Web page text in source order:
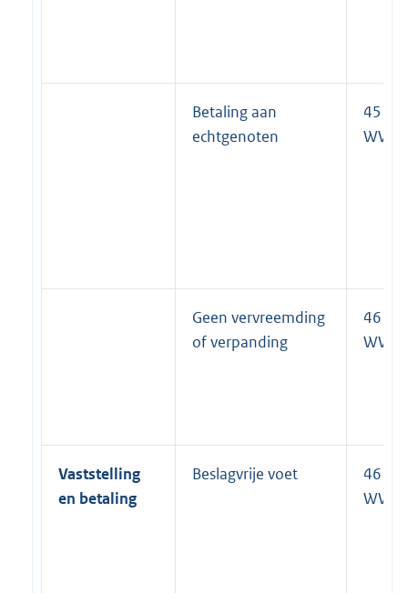
Betaling aan
echtgenoten
45 lid
WWB
Geen vervreemding
of verpanding
46 lid
WWB
Vaststelling
en betaling
Beslagvrije voet
46 lid
WWB